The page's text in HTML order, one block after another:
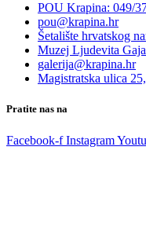
POU Krapina: 049/
pou@krapina.hr
Šetalište hrvatskog
Muzej Ljudevita
galerija@krapina.hr
Magistratska ulica
Pratite nas na
Facebook-f Instagram